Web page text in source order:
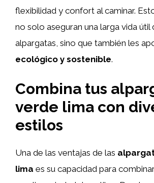
flexibilidad y confort al caminar.
no solo aseguran una larga vida útil
alpargatas, sino que también les
ecológico y sostenible.
Combina tus
verde lima con
estilos
Una de las ventajas de las
lima es su capacidad para